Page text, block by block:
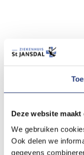
Deze website
We gebruiken
Ook delen we
gegevens